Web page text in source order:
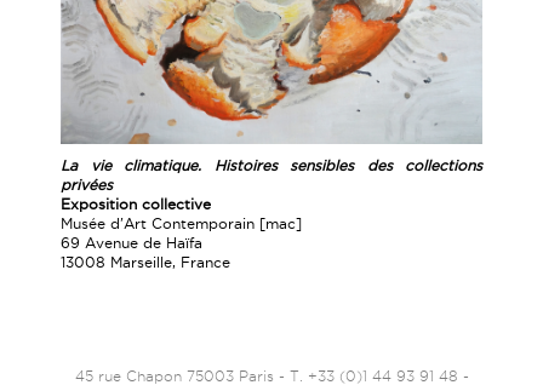
La vie climatique. Histoires sensibles des collections
privées
Exposition collective
Musée d'Art Contemporain [mac]
69 Avenue de Haïfa
13008 Marseille, France
45 rue Chapon 75003 Paris - T. +33 (0)1 44 93 91 48 -